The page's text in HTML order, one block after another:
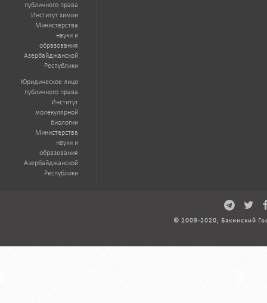
публичного права
Институт химии
Министерства
науки и
образования
Азербайджанской
Республики
Юридическое лицо
публичного права
Институт
молекулярной
биологии
Министерства
науки и
образования
Азербайджанской
Республики
© 2009-2020, Бакинский